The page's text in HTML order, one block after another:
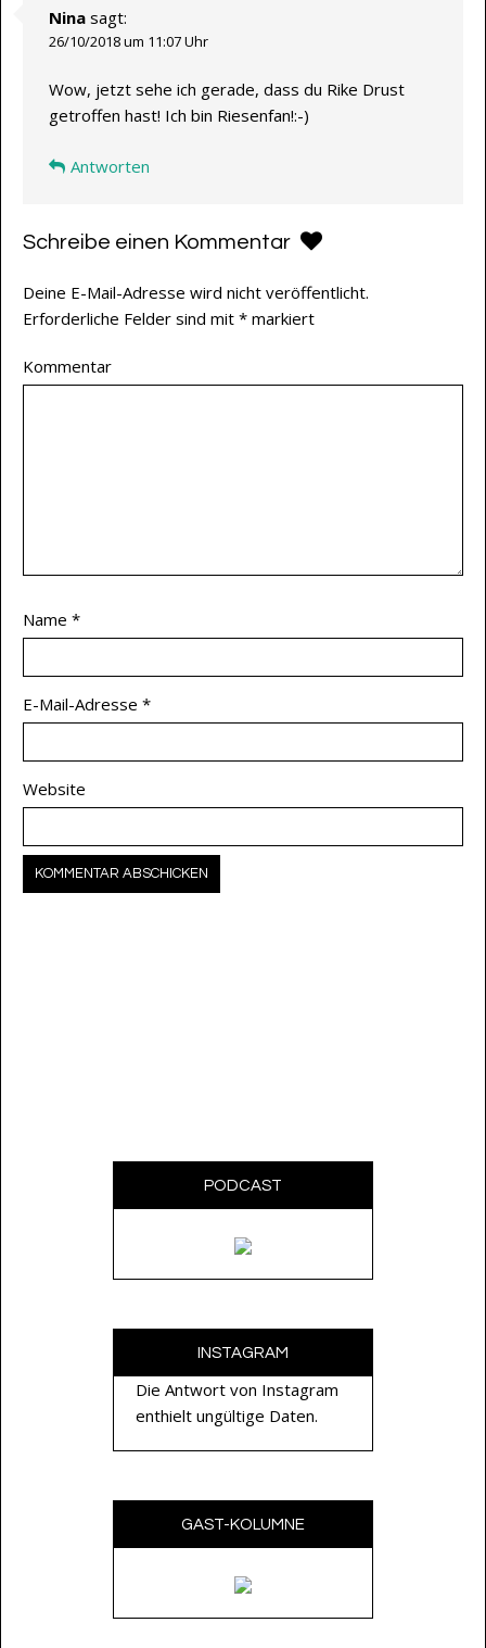
Nina sagt:
26/10/2018 um 11:07 Uhr
Wow, jetzt sehe ich gerade, dass du Rike Drust
getroffen hast! Ich bin Riesenfan!:-)
Antworten
Schreibe einen Kommentar
Deine E-Mail-Adresse wird nicht veröffentlicht.
Erforderliche Felder sind mit * markiert
Kommentar
Name *
E-Mail-Adresse *
Website
PODCAST
INSTAGRAM
Die Antwort von Instagram
enthielt ungültige Daten.
GAST-KOLUMNE